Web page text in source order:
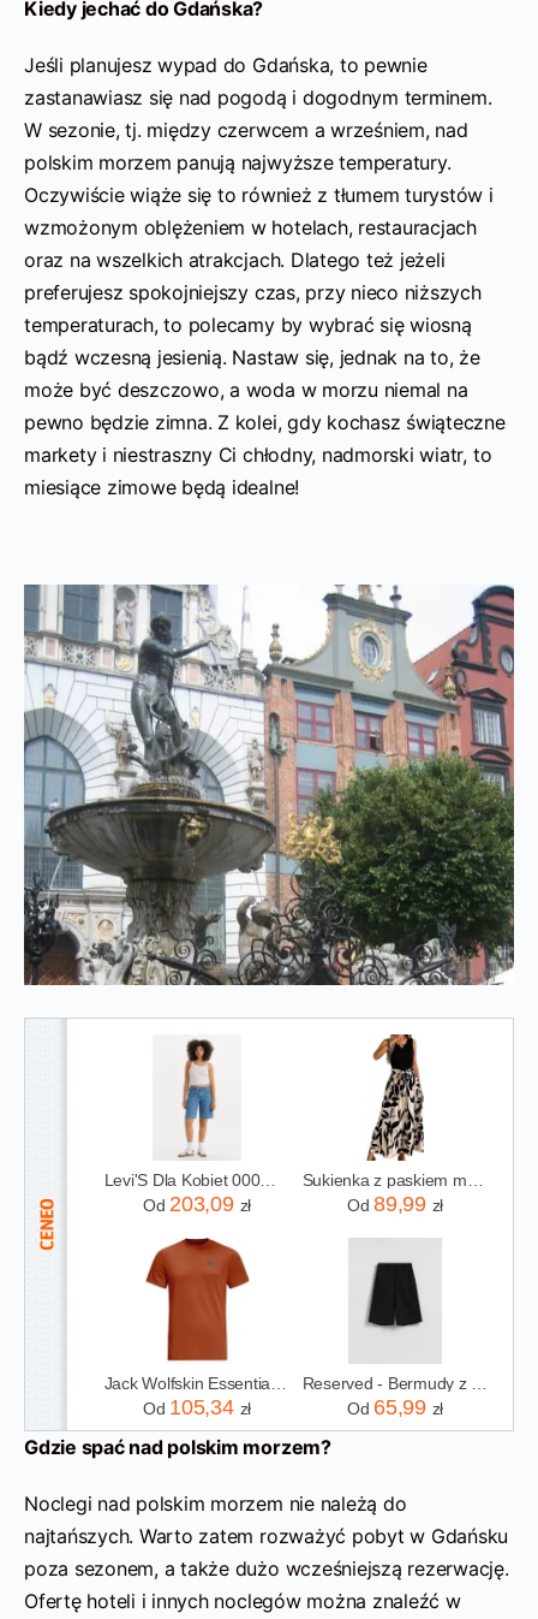
Kiedy jechać do Gdańska?
Jeśli planujesz wypad do Gdańska, to pewnie
zastanawiasz się nad pogodą i dogodnym terminem.
W sezonie, tj. między czerwcem a wrześniem, nad
polskim morzem panują najwyższe temperatury.
Oczywiście wiąże się to również z tłumem turystów i
wzmożonym oblężeniem w hotelach, restauracjach
oraz na wszelkich atrakcjach. Dlatego też jeżeli
preferujesz spokojniejszy czas, przy nieco niższych
temperaturach, to polecamy by wybrać się wiosną
bądź wczesną jesienią. Nastaw się, jednak na to, że
może być deszczowo, a woda w morzu niemal na
pewno będzie zimna. Z kolei, gdy kochasz świąteczne
markety i niestraszny Ci chłodny, nadmorski wiatr, to
miesiące zimowe będą idealne!
Levi'S Dla Kobiet 000Mj-0001 Baggy Short Dad Niebieski 24 Zwykły Bawełna Denim
Od 203,09 zł
Od89,99 zł
Od 105,34 zł
Od 65,99 zł
Gdzie spać nad polskim morzem?
Noclegi nad polskim morzem nie należą do
najtańszych. Warto zatem rozważyć pobyt w Gdańsku
poza sezonem, a także dużo wcześniejszą rezerwację.
Ofertę hoteli i innych noclegów można znaleźć w